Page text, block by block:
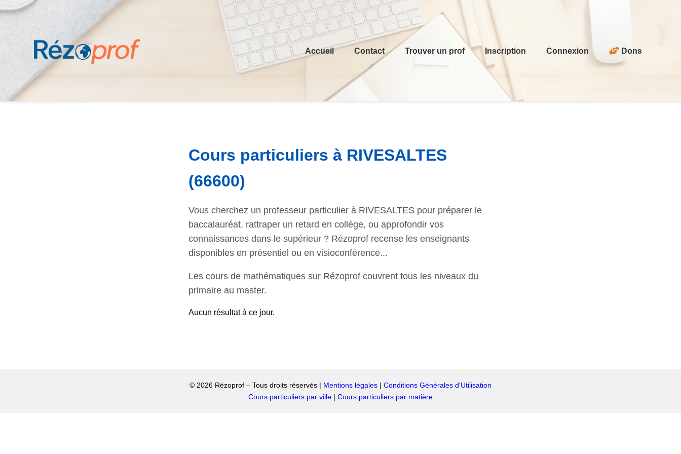
Accueil Contact Trouver un prof Inscription Connexion Dons
Cours particuliers à RIVESALTES
(66600)
Vous cherchez un professeur particulier à RIVESALTES pour préparer le
baccalauréat, rattraper un retard en collège, ou approfondir vos
connaissances dans le supérieur ? Rézoprof recense les enseignants
disponibles en présentiel ou en visioconférence...
Les cours de mathématiques sur Rézoprof couvrent tous les niveaux du
primaire au master.
Aucun résultat à ce jour.
© 2026 Rézoprof – Tous droits réservés | Mentions légales | Conditions Générales d'Utilisation
Cours particuliers par ville | Cours particuliers par matière